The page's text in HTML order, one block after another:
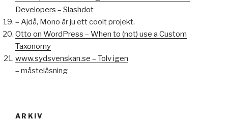
Developers – Slashdot
– Ajdå, Mono är ju ett coolt projekt.
Otto on WordPress – When to (not) use a Custom
Taxonomy
www.sydsvenskan.se – Tolv igen
– måsteläsning
ARKIV